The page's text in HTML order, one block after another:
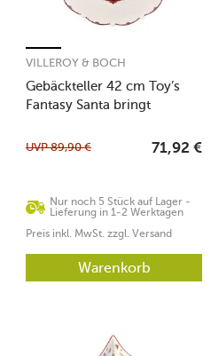
Gebäckteller 42 cm Toy’s
Fantasy Santa bringt
VILLEROY & BOCH
Nur noch 5 Stück auf Lager -
Lieferung in 1-2 Werktagen
UVP89,90 € 71,92 €
Preis inkl. MwSt. zzgl. Versand
Warenkorb